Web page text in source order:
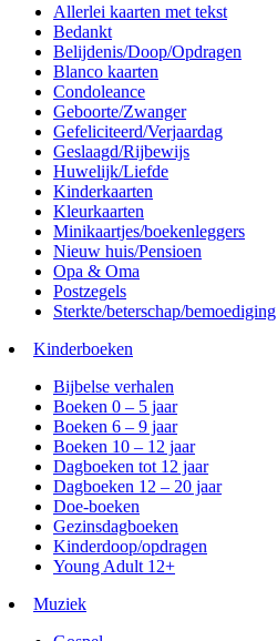
Allerlei kaarten met tekst
Bedankt
Belijdenis/Doop/Opdragen
Blanco kaarten
Condoleance
Geboorte/Zwanger
Gefeliciteerd/Verjaardag
Geslaagd/Rijbewijs
Huwelijk/Liefde
Kinderkaarten
Kleurkaarten
Minikaartjes/boekenleggers
Nieuw huis/Pensioen
Opa & Oma
Postzegels
Sterkte/beterschap/bemoediging
Kinderboeken
Bijbelse verhalen
Boeken 0 – 5 jaar
Boeken 6 – 9 jaar
Boeken 10 – 12 jaar
Dagboeken tot 12 jaar
Dagboeken 12 – 20 jaar
Doe-boeken
Gezinsdagboeken
Kinderdoop/opdragen
Young Adult 12+
Muziek